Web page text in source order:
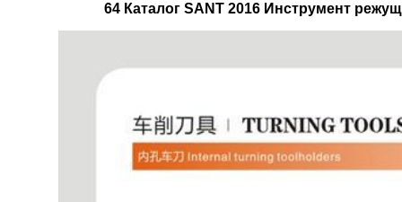
64 Каталог SANT 2016 Инструмент